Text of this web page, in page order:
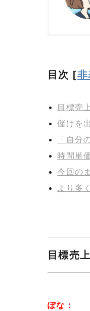
目次 [非
目標売
儲けを
「自分
時間単
今回の
より多
目標売
ぽな：